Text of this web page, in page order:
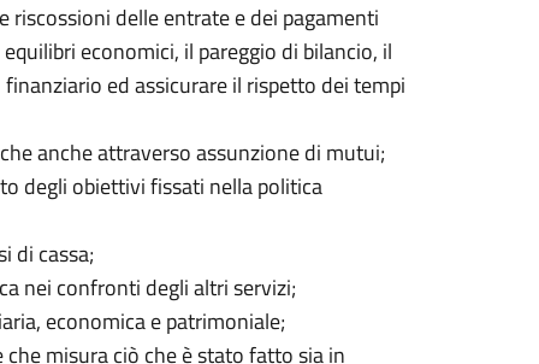
delle entrate e dei pagamenti
economici, il pareggio di bilancio, il
ed assicurare il rispetto dei tempi
anche attraverso assunzione di mutui;
degli obiettivi fissati nella politica
di cassa;
nei confronti degli altri servizi;
economica e patrimoniale;
misura ciò che è stato fatto sia in